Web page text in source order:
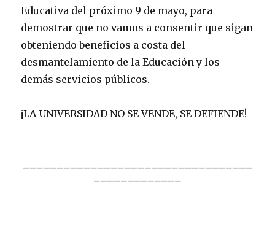
Educativa del próximo 9 de mayo, para
demostrar que no vamos a consentir que sigan
obteniendo beneficios a costa del
desmantelamiento de la Educación y los
demás servicios públicos.
¡LA UNIVERSIDAD NO SE VENDE, SE DEFIENDE!